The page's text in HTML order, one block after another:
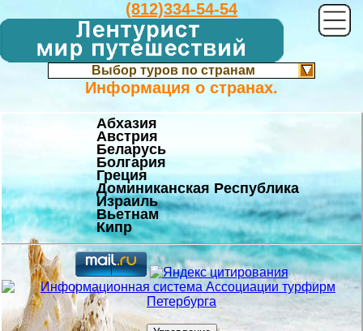
(812)334-54-54
Выбор туров по странам
Информация о странах.
Абхазия
Австрия
Беларусь
Болгария
Греция
Доминиканская Республика
Израиль
Вьетнам
Кипр